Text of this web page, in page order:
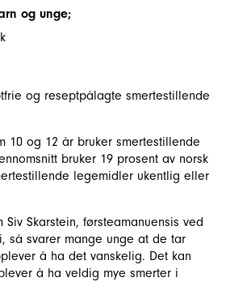
og unge;
og reseptpålagte smertestillende
10 og 12 år bruker smertestillende
bruker 19 prosent av norsk
legemidler ukentlig eller
Skarstein, førsteamanuensis ved
så svarer mange unge at de tar
å ha det vanskelig. Det kan
å ha veldig mye smerter i